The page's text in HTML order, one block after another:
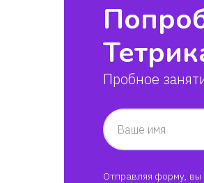
Пробное
Ваше имя
Отправляя форму, вы